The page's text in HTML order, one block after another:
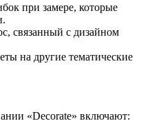
при замере, которые
связанный с дизайном
на другие тематические
«Decorate» включают: